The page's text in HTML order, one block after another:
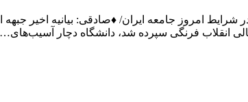
شرایط امروز جامعه ایران/ ♦صادقی: بیانیه اخیر
انقلاب فرنگی سپرده شد، دانشگاه دچار آسیب‌های…